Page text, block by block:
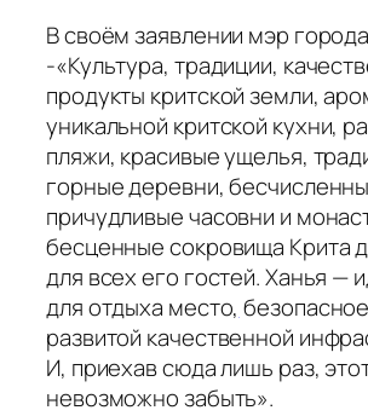
В своём заявлении мэр
-«Культура, традиции,
продукты критской земли,
уникальной критской кухни,
пляжи, красивые ущелья,
горные деревни,
причудливые часовни и
бесценные сокровища Крита
для всех его гостей. Ханья —
для отдыха место,
развитой качественной
И, приехав сюда лишь раз,
невозможно забыть».